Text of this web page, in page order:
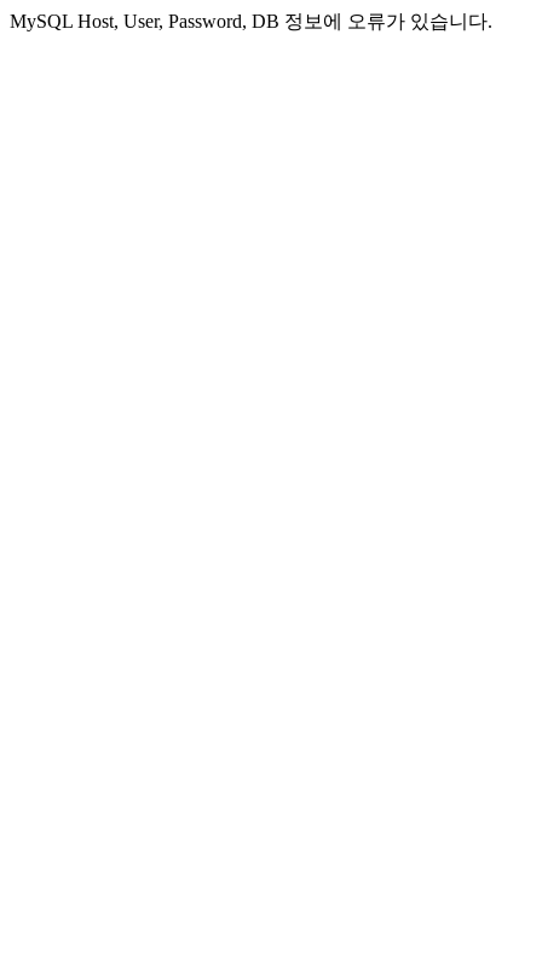
MySQL Host, User, Password, DB 정보에 오류가 있습니다.